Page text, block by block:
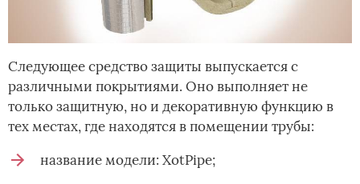
Следующее средство защиты выпускается с
различными покрытиями. Оно выполняет не
только защитную, но и декоративную функцию в
тех местах, где находятся в помещении трубы:
название модели: XotPipe;